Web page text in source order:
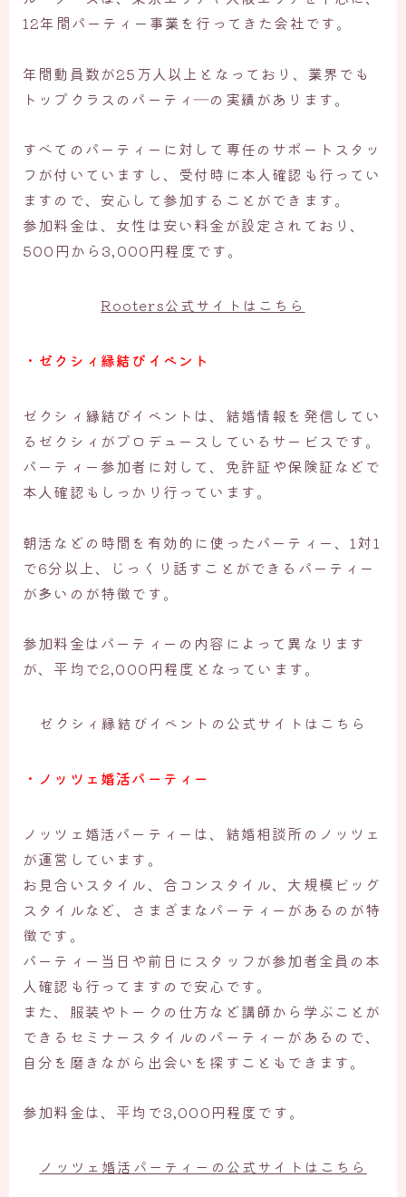
12年間パーティー事業を行ってきた会社です。
年間動員数が25万人以上となっており、業界でも
トップクラスのパーティ―の実績があります。
すべてのパーティーに対して専任のサポートスタッ
フが付いていますし、受付時に本人確認も行ってい
ますので、安心して参加することができます。
参加料金は、女性は安い料金が設定されており、
500円から3,000円程度です。
Rooters公式サイトはこちら
・ゼクシィ縁結びイベント
ゼクシィ縁結びイベントは、結婚情報を発信してい
る ゼクシィがプロデュース しているサービスです。
パーティー参加者に対して、免許証や保険証などで
本人確認もしっかり行っています。
朝活などの時間を有効的に使ったパーティー、1対1
で6分以上、じっくり話すことができるパーティー
が多いのが特徴です。
参加料金はパーティーの内容によって異なります
が、平均で2,000円程度となっています。
ゼクシィ縁結びイベントの公式サイトはこちら
・ノッツェ婚活パーティー
ノッツェ婚活パーティーは、結婚相談所のノッツェ
が運営しています。
お見合いスタイル、合コンスタイル、大規模ビッグ
スタイルなど、さまざまなパーティーがあるのが特
徴です。
パーティー当日や前日にスタッフが参加者全員の本
人確認も行ってますので安心です。
また、服装やトークの仕方など講師から学ぶことが
できるセミナースタイルのパーティーがあるので、
自分を磨きながら出会いを探すこともできます。
参加料金は、平均で3,000円程度です。
ノッツェ婚活パーティーの公式サイトはこちら